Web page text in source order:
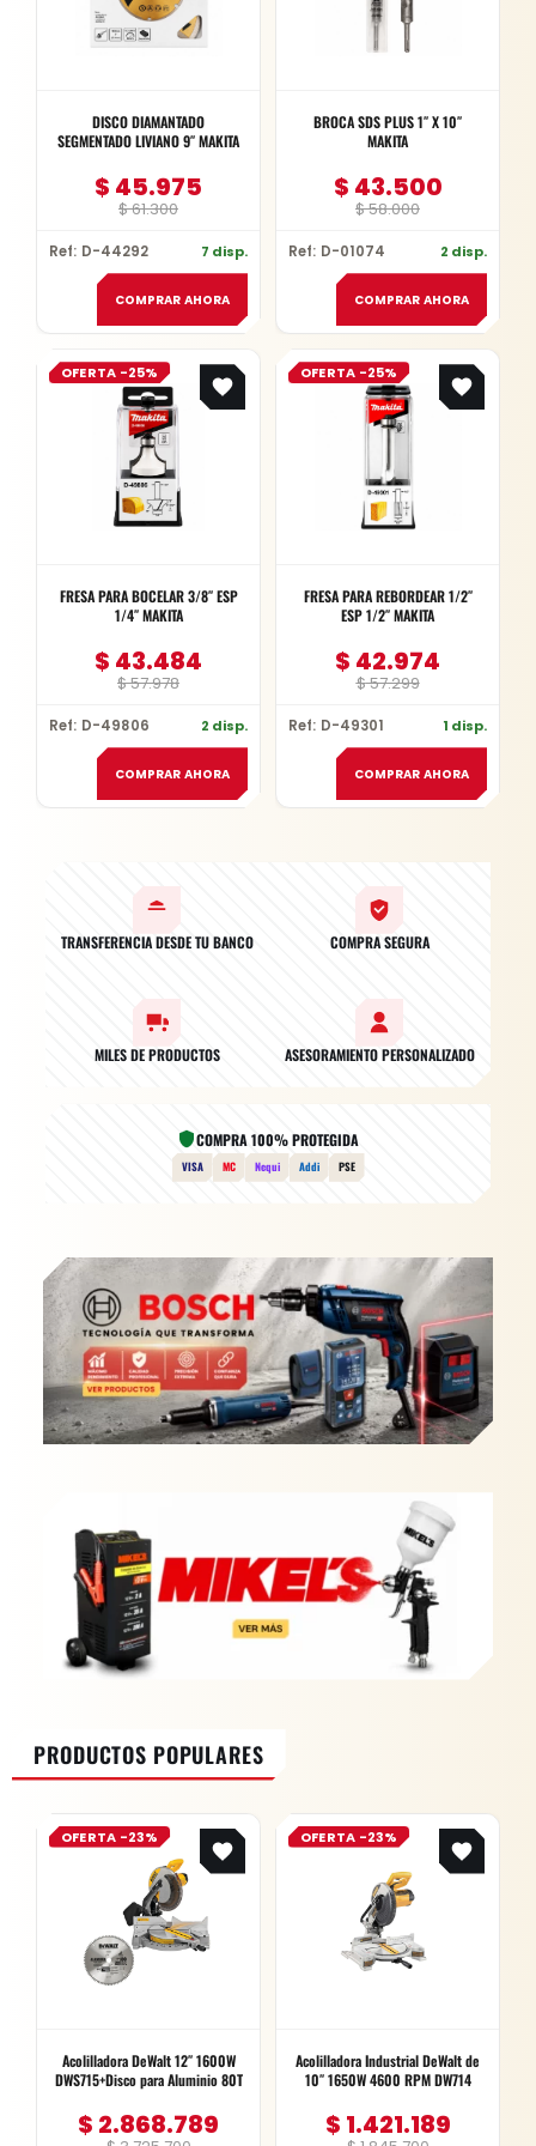
DISCO DIAMANTADO
SEGMENTADO LIVIANO 9″ MAKITA
$61.300
$ 45.975
Ref: D-44292 7 disp.
COMPRAR AHORA
BROCA SDS PLUS 1″ X 10″
MAKITA
$58.000
$ 43.500
Ref: D-01074 2 disp.
COMPRAR AHORA
OFERTA -25%
FRESA PARA BOCELAR 3/8″ ESP
1/4″ MAKITA
$57.978
Original
price
was:
$ 57.978.
$ 43.484
Current
price
is:
$ 43.484.
Ref: D-49806 2 disp.
COMPRAR AHORA
OFERTA -25%
FRESA PARA REBORDEAR 1/2″
ESP 1/2″ MAKITA
$57.299
Original
price
was:
$ 57.299.
$ 42.974
Current
price
is:
$ 42.974.
Ref: D-49301 1 disp.
COMPRAR AHORA
TRANSFERENCIA DESDE TU BANCO COMPRA SEGURA
MILES DE PRODUCTOS ASESORAMIENTO PERSONALIZADO
COMPRA 100% PROTEGIDA
VISA MC Nequi Addi PSE
PRODUCTOS POPULARES
OFERTA -23%
Acolilladora DeWalt 12″ 1600W
DWS715+Disco para Aluminio 80T
Original
price
was:
$ 3.725.700.
$ 2.868.789
Current
price
is:
$ 2.868.789.
OFERTA -23%
Acolilladora Industrial DeWalt de
10″ 1650W 4600 RPM DW714
Original
price
$ 1.845.700.
$ 1.421.189
Current
price
$ 1.421.189.